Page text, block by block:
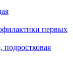
первых